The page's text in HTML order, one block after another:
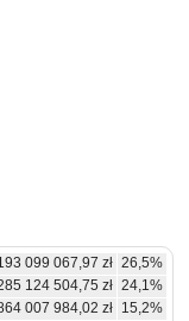
099 067,97 zł 26,5%
124 504,75 zł 24,1%
007 984,02 zł 15,2%